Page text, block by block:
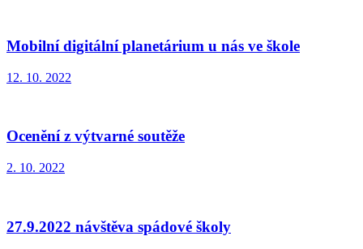
Mobilní digitální planetárium u nás ve škole
12. 10. 2022
Ocenění z výtvarné soutěže
2. 10. 2022
27.9.2022 návštěva spádové školy